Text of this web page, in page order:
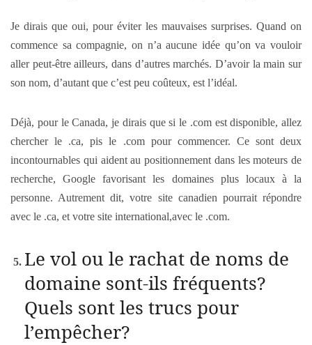
Je dirais que oui, pour éviter les mauvaises surprises. Quand on
commence sa compagnie, on n’a aucune idée qu’on va vouloir
aller peut-être ailleurs, dans d’autres marchés. D’avoir la main sur
son nom, d’autant que c’est peu coûteux, est l’idéal.
Déjà, pour le Canada, je dirais que si le .com est disponible, allez
chercher le .ca, pis le .com pour commencer. Ce sont deux
incontournables qui aident au positionnement dans les moteurs de
recherche, Google favorisant les domaines plus locaux à la
personne. Autrement dit, votre site canadien pourrait répondre
avec le .ca, et votre site international,avec le .com.
Le vol ou le rachat de noms de
domaine sont-ils fréquents?
Quels sont les trucs pour
l’empêcher?